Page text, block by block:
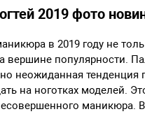
2019 фото
в 2019 году не
вершине популярности.
неожиданная
на ноготках моделей.